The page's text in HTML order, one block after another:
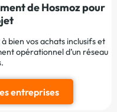
de Hosmoz pour
bien vos achats inclusifs et
opérationnel d’un réseau
entreprises